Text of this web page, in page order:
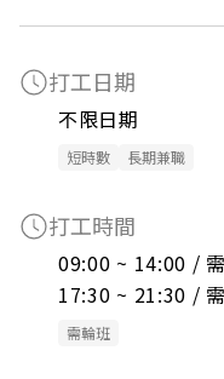
打工日期
不限日期
短時數 長期兼職
打工時間
09:00 ~ 14:00 /
17:30 ~ 21:30 /
需輪班